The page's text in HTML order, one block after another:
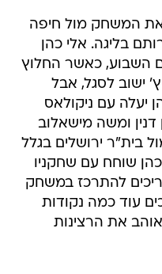
את המשחק מול חיפה
בליגה. אלי כהן
השבוע, כאשר החלוץ
ישוב לסגל, אבל
יעלה עם ניקולאס
ומשה מישאלוב
בית"ר ירושלים בגלל
כהן שוחח עם שחקניו
להתרכז במשחק
עוד כמה נקודות
את הרצינות